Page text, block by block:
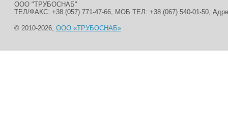
ООО "ТРУБОСНАБ"
ТЕЛ/ФАКС: +38 (057) 771-47-66, МОБ.ТЕЛ: +38 (067) 540-01-50,
© 2010-2026, ООО «ТРУБОСНАБ»